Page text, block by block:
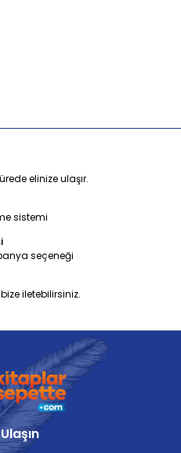
elinize ulaşır.
sistemi
seçeneği
iletebilirsiniz.